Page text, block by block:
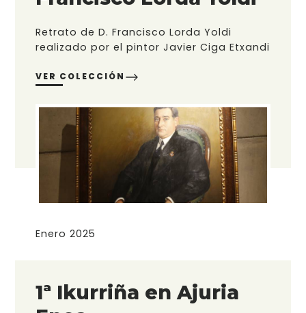
Retrato de D. Francisco Lorda Yoldi
realizado por el pintor Javier Ciga Etxandi
VER COLECCIÓN
Enero 2025
1ª Ikurriña en Ajuria